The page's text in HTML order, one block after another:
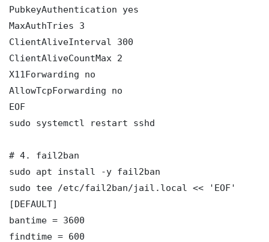
PubkeyAuthentication yes
MaxAuthTries 3
ClientAliveInterval 300
ClientAliveCountMax 2
X11Forwarding no
AllowTcpForwarding no
EOF
sudo systemctl restart sshd
# 4. fail2ban
sudo apt install -y fail2ban
sudo tee /etc/fail2ban/jail.local << 'EOF'
[DEFAULT]
bantime = 3600
findtime = 600